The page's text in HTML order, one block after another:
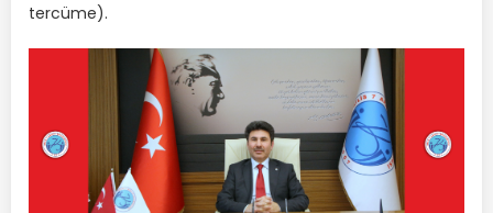
tercüme).